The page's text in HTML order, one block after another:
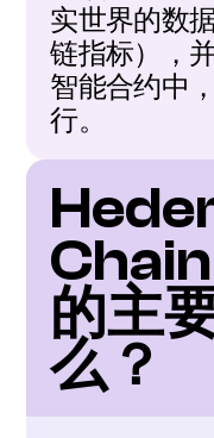
实世界的数
链指标），
智能合约中
行。
的主
么？